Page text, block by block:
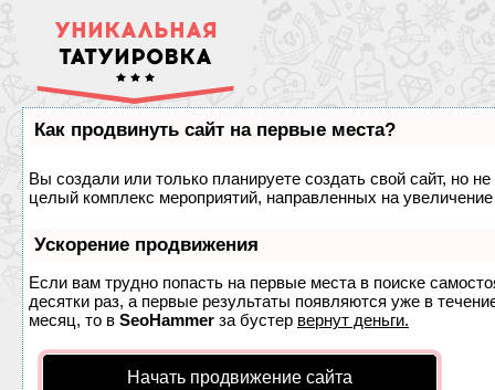
УНИКАЛЬНАЯ
ТАТУИРОВКА
Как продвинуть сайт на первые места?
Вы создали или только планируете создать свой сайт, но
целый комплекс мероприятий, направленных на
Ускорение продвижения
Если вам трудно попасть на первые места в поиске
десятки раз, а первые результаты появляются уже в
месяц, то в SeoHammer за бустер вернут деньги.
Начать продвижение сайта